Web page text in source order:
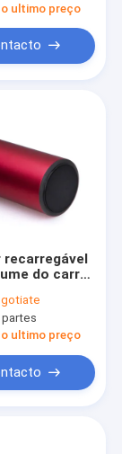
ultimo preço
recarregável
do carro
do
partes
ultimo preço